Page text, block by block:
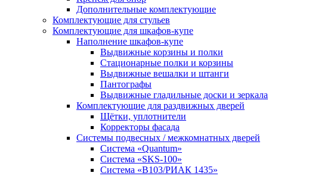
Дополнительные комплектующие
Комплектующие для стульев
Комплектующие для шкафов-купе
Наполнение шкафов-купе
Выдвижные корзины и полки
Стационарные полки и корзины
Выдвижные вешалки и штанги
Пантографы
Выдвижные гладильные доски и зеркала
Комплектующие для раздвижных дверей
Щётки, уплотнители
Корректоры фасада
Системы подвесных / межкомнатных дверей
Система «Quantum»
Система «SKS-100»
Система «B103/РИАК 1435»